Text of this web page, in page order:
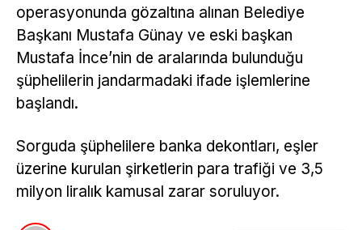
operasyonunda gözaltına alınan Belediye
Başkanı Mustafa Günay ve eski başkan
Mustafa İnce’nin de aralarında bulunduğu
şüphelilerin jandarmadaki ifade işlemlerine
başlandı.
Sorguda şüphelilere banka dekontları, eşler
üzerine kurulan şirketlerin para trafiği ve 3,5
milyon liralık kamusal zarar soruluyor.